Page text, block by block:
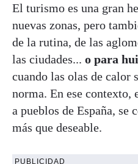
El turismo es una gran
nuevas zonas, pero
de la rutina, de las
las ciudades... o para
cuando las olas de calor
norma. En ese contexto,
a pueblos de España, se
más que deseable.
PUBLICIDAD